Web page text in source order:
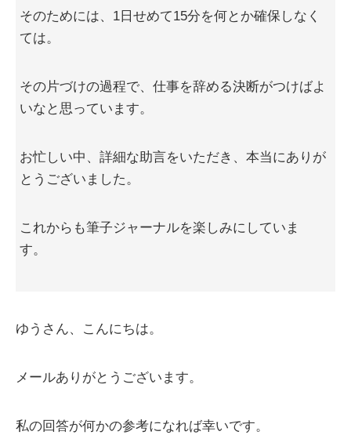
そのためには、1日せめて15分を何とか確保しなく
ては。
その片づけの過程で、仕事を辞める決断がつけばよ
いなと思っています。
お忙しい中、詳細な助言をいただき、本当にありが
とうございました。
これからも筆子ジャーナルを楽しみにしていま
す。
ゆうさん、こんにちは。
メールありがとうございます。
私の回答が何かの参考になれば幸いです。